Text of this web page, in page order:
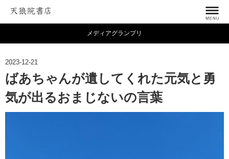
メディアグランプリ
2023-12-21
ばあちゃんが遺してくれた元気と勇
気が出るおまじないの言葉